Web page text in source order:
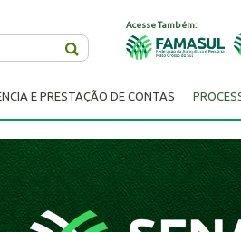
Acesse Também:
E PRESTAÇÃO DE CONTAS